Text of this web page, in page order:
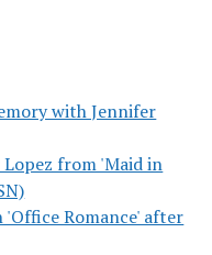
with Jennifer
from 'Maid in
'Office Romance' after